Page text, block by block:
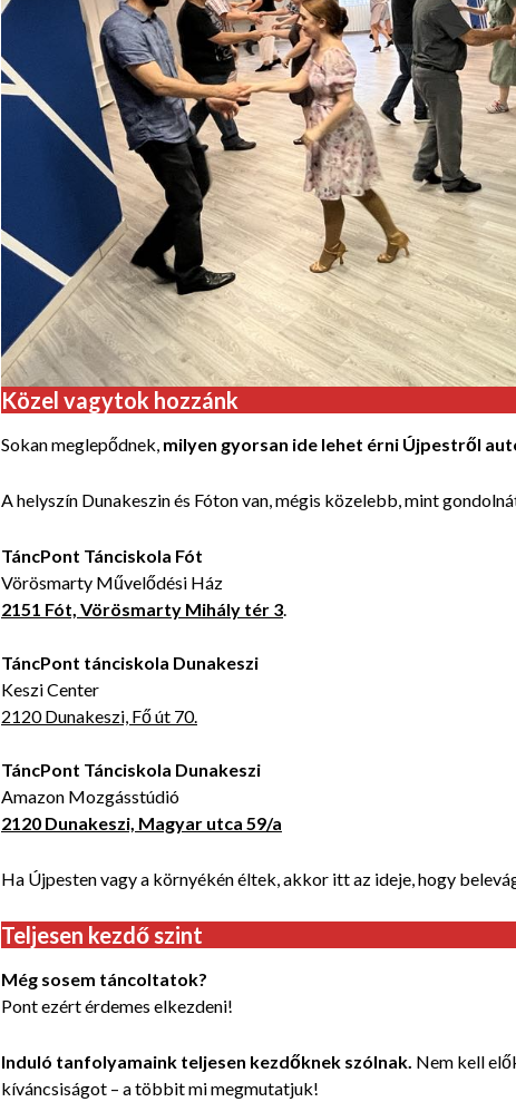
Közel vagytok hozzánk
Sokan meglepődnek, milyen gyorsan ide lehet érni Újpestről
A helyszín Dunakeszin és Fóton van, mégis közelebb, mint
TáncPont Tánciskola Fót
Vörösmarty Művelődési Ház
2151 Fót, Vörösmarty Mihály tér 3.
TáncPont tánciskola Dunakeszi
Keszi Center
2120 Dunakeszi, Fő út 70.
TáncPont Tánciskola Dunakeszi
Amazon Mozgásstúdió
2120 Dunakeszi, Magyar utca 59/a
Ha Újpesten vagy a környékén éltek, akkor itt az ideje, hogy
Teljesen kezdő szint
Még sosem táncoltatok?
Pont ezért érdemes elkezdeni!
Induló tanfolyamaink teljesen kezdőknek szólnak. Nem kell
kíváncsiságot – a többit mi megmutatjuk!